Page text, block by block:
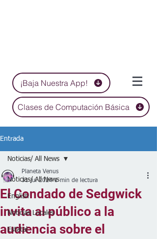
¡Baja Nuestra App!
Clases de Computación Básica
Entrada
Noticias/ All News
English
Noticias Locales
Estatal
Noticias/ All News
El Condado de Sedgwick
invita al público a la
audiencia sobre el
Planeta Venus
31 jul 2024 1 min de lectura